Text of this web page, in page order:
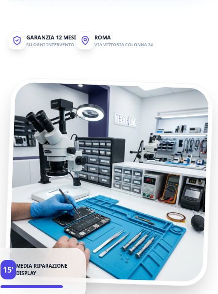
GARANZIA 12 MESI
SU OGNI INTERVENTO
ROMA
VIA VITTORIA COLONNA 24
15' MEDIA RIPARAZIONE
DISPLAY